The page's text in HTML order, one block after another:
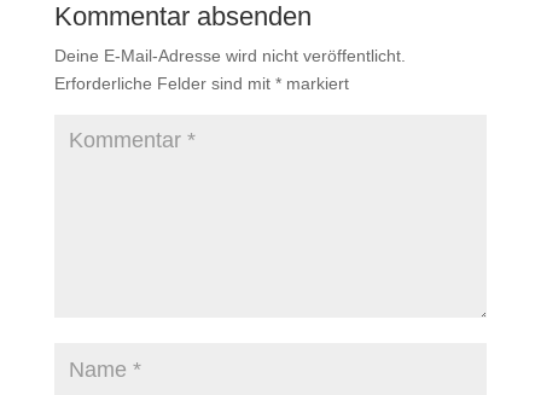
Kommentar absenden
Deine E-Mail-Adresse wird nicht veröffentlicht.
Erforderliche Felder sind mit *markiert